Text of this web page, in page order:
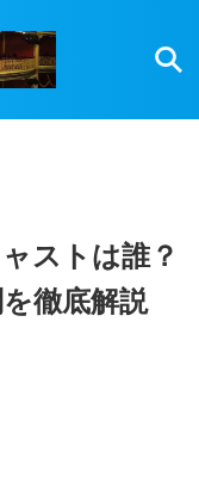
ストは誰？
徹底解説